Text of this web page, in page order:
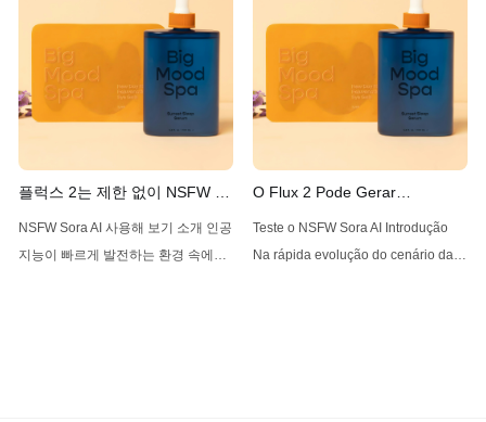
Image AI로, 다재다능함과 사용의 용
이성으로 돋보이는 도구입니다. 이 기
사에서는 제한 없이 Z-Image AI를 사
용하는 방법을 살펴보고
FluxNSFW.AI, NSFWSora.AI 및
ONlyporn.AI와 같은 보완 서비스를
alta qualidade e diversidade. Entre
as soluções líderes disponíveis está
Z-Image AI, uma ferramenta que se
destaca por sua versatilidade e
플럭스 2는 제한 없이 NSFW 콘
텐츠를 생성할 수 있나?
NSFW Sora AI 사용해 보기 소개 인공
지능이 빠르게 발전하는 환경 속에서,
O Flux 2 Pode Gerar
Conteúdo NSFW Sem
Restrições?
Teste o NSFW Sora AI Introdução
Na rápida evolução do cenário da